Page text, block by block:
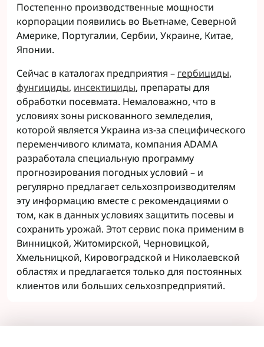
Постепенно производственные мощности
корпорации появились во Вьетнаме, Северной
Америке, Португалии, Сербии, Украине, Китае,
Японии.
Сейчас в каталогах предприятия – гербициды,
фунгициды, инсектициды, препараты для
обработки посевмата. Немаловажно, что в
условиях зоны рискованного земледелия,
которой является Украина из-за специфического
переменчивого климата, компания ADAMA
разработала специальную программу
прогнозирования погодных условий – и
регулярно предлагает сельхозпроизводителям
эту информацию вместе с рекомендациями о
том, как в данных условиях защитить посевы и
сохранить урожай. Этот сервис пока применим в
Винницкой, Житомирской, Черновицкой,
Хмельницкой, Кировоградской и Николаевской
областях и предлагается только для постоянных
клиентов или больших сельхозпредприятий.